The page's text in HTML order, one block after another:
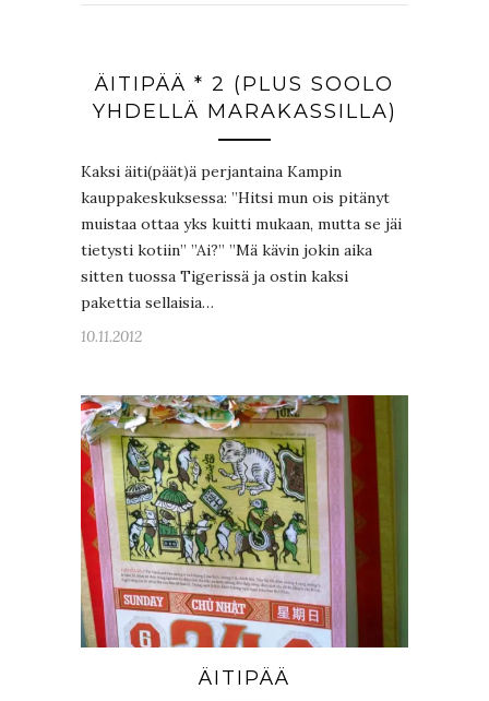
ÄITIPÄÄ * 2 (PLUS SOOLO
YHDELLÄ MARAKASSILLA)
Kaksi äiti(päät)ä perjantaina Kampin
kauppakeskuksessa: ”Hitsi mun ois pitänyt
muistaa ottaa yks kuitti mukaan, mutta se jäi
tietysti kotiin” ”Ai?” ”Mä kävin jokin aika
sitten tuossa Tigerissä ja ostin kaksi
pakettia sellaisia…
10.11.2012
ÄITIPÄÄ